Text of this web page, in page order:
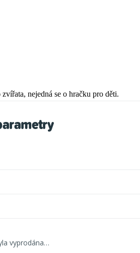
nejedná se o hračku pro děti.
vyprodána…